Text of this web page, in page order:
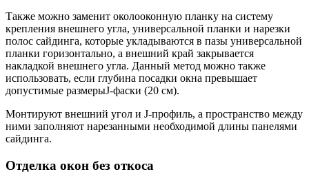
Также можно заменит околооконную планку на систему
крепления внешнего угла, универсальной планки и нарезки
полос сайдинга, которые укладываются в пазы универсальной
планки горизонтально, а внешний край закрывается
накладкой внешнего угла. Данный метод можно также
использовать, если глубина посадки окна превышает
допустимые размерыJ-фаски (20 см).
Монтируют внешний угол и J-профиль, а пространство между
ними заполняют нарезанными необходимой длины панелями
сайдинга.
Отделка окон без откоса